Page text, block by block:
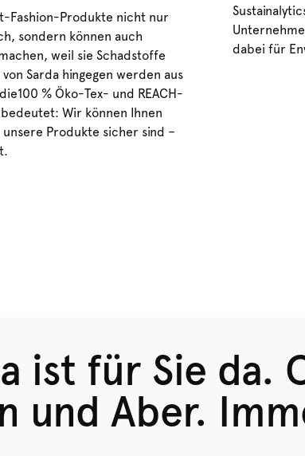
Fashion-Produkte nicht nur
sondern können auch
weil sie Schadstoffe
Sarda hingegen werden aus
% Öko-Tex- und REACH-
Wir können Ihnen
Produkte sicher sind –
dabei für
ist für Sie da.
und Aber.